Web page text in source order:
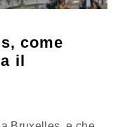
come
il